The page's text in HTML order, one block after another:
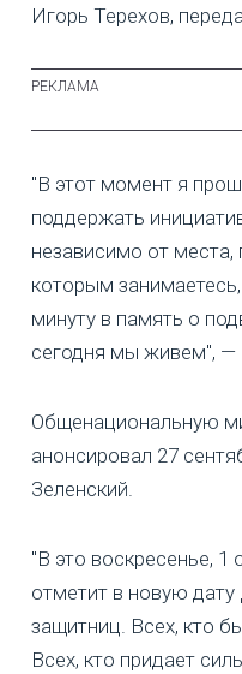
Игорь Терехов,
"В этот момент я
поддержать
независимо от места,
которым
минуту в память о
сегодня мы живем", —
Общенациональную
анонсировал 27
Зеленский.
"В это воскресенье, 1
отметит в новую
защитниц. Всех, кто
Всех, кто придает